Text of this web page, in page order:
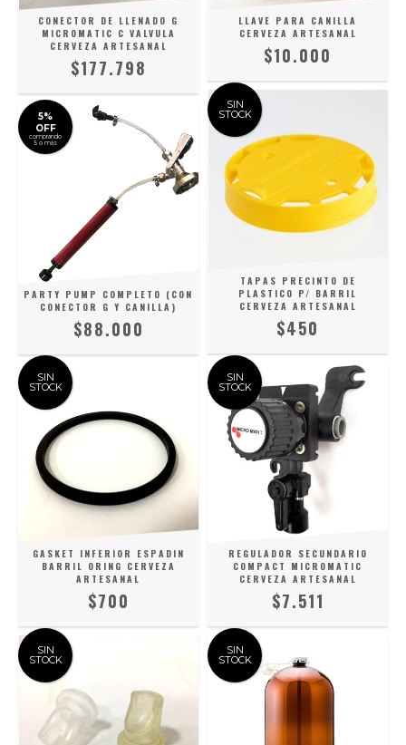
CONECTOR DE LLENADO G
MICROMATIC C VALVULA
CERVEZA ARTESANAL
$177.798
LLAVE PARA CANILLA
CERVEZA ARTESANAL
$10.000
5%
OFF
comprando
5 o más
PARTY PUMP COMPLETO (CON
CONECTOR G Y CANILLA)
$88.000
SIN
STOCK
TAPAS PRECINTO DE
PLASTICO P/ BARRIL
CERVEZA ARTESANAL
$450
SIN
STOCK
GASKET INFERIOR ESPADIN
BARRIL ORING CERVEZA
ARTESANAL
$700
SIN
STOCK
REGULADOR SECUNDARIO
COMPACT MICROMATIC
CERVEZA ARTESANAL
$7.511
SIN
STOCK
SIN
STOCK